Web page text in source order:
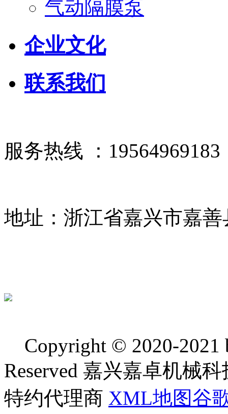
气动隔膜泵
企业文化
联系我们
服务热线 ：19564969183
地址：浙江省嘉兴市嘉
Copyright © 2020-2021
Reserved 嘉兴嘉卓机械
特约代理商 XML地图谷